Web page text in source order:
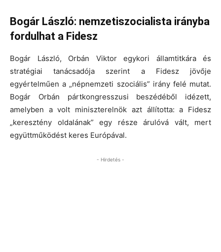
Bogár László: nemzetiszocialista irányba
fordulhat a Fidesz
Bogár László, Orbán Viktor egykori államtitkára és
stratégiai tanácsadója szerint a Fidesz jövője
egyértelműen a „népnemzeti szociális” irány felé mutat.
Bogár Orbán pártkongresszusi beszédéből idézett,
amelyben a volt miniszterelnök azt állította: a Fidesz
„keresztény oldalának” egy része árulóvá vált, mert
együttműködést keres Európával.
- Hirdetés -